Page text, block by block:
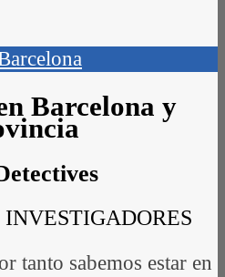
Barcelona y
tanto sabemos estar en